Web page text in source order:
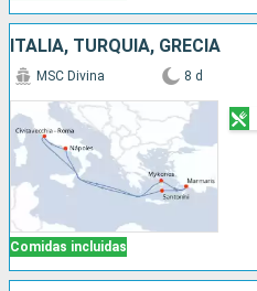
ITALIA, TURQUÍA, GRECIA
Comidas incluidas
MSC Divina 8 d